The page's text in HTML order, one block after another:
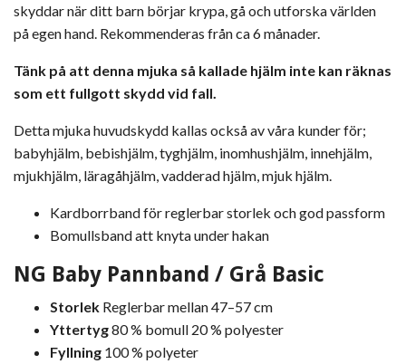
skyddar när ditt barn börjar krypa, gå och utforska världen
på egen hand. Rekommenderas från ca 6 månader.
Tänk på att denna mjuka så kallade hjälm inte kan räknas
som ett fullgott skydd vid fall.
Detta mjuka huvudskydd kallas också av våra kunder för;
babyhjälm, bebishjälm, tyghjälm, inomhushjälm, innehjälm,
mjukhjälm, läragåhjälm, vadderad hjälm, mjuk hjälm.
Kardborrband för reglerbar storlek och god passform
Bomullsband att knyta under hakan
NG Baby Pannband / Grå Basic
Storlek Reglerbar mellan 47–57 cm
Yttertyg80 % bomull 20 % polyester
Fyllning 100 % polyeter